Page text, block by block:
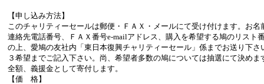
【申し込み方法】
このチャリティーセールは郵便・ＦＡＸ・メールにて受け付けます。お名
連絡先電話番号、ＦＡＸ番号e-mailアドレス、購入を希望する鳩のリスト
の上、愛鳩の友社内「東日本復興チャリティーセール」係までお送り下
３希望までご記入下さい。 尚、希望者多数の鳩については抽選にて決めま
全額、義援金として寄付します。
【価 格】